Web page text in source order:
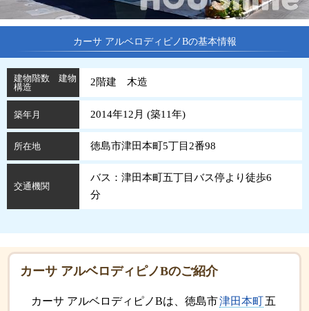
カーサ アルベロディピノBの基本情報
建物階数 建物
構造
2階建 木造
築年月 2014年12月 (築11年)
所在地 徳島市津田本町5丁目2番98
交通機関
バス：津田本町五丁目バス停より徒歩6
分
カーサ アルベロディピノBのご紹介
カーサ アルベロディピノBは、徳島市津田本町五